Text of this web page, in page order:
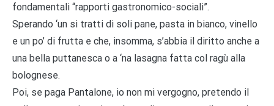
fondamentali “rapporti gastronomico-sociali”.
Sperando ‘un si tratti di soli pane, pasta in bianco, vinello
e un po’ di frutta e che, insomma, s’abbia il diritto anche a
una bella puttanesca o a ‘na lasagna fatta col ragù alla
bolognese.
Poi, se paga Pantalone, io non mi vergogno, pretendo il